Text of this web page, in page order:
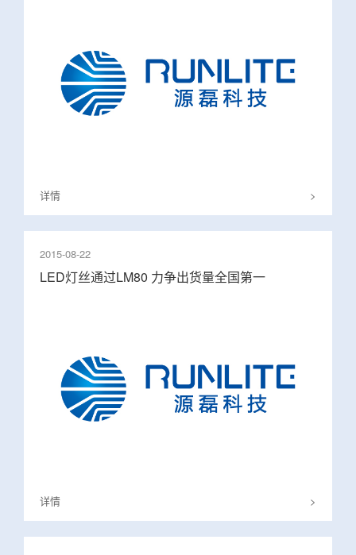
详情 >
2015-08-22
LED灯丝通过LM80 力争出货量全国第一
详情 >